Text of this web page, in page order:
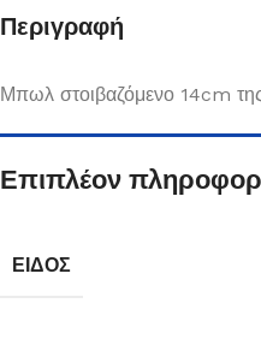
Περιγραφή
Μπωλ στοιβαζόμενο 14cm
Επιπλέον
ΕΊΔΟΣ